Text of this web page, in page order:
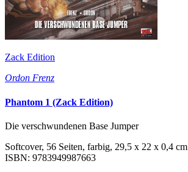
Zack Edition
Ordon Frenz
Phantom 1 (Zack Edition)
Die verschwundenen Base Jumper
Softcover, 56 Seiten, farbig, 29,5 x 22 x 0,4 cm
ISBN: 9783949987663